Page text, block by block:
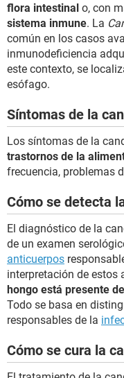
flora intestinal o, con
sistema inmune. La
común en los casos
inmunodeficiencia
este contexto, se
esófago.
Síntomas de la
Los síntomas de la
trastornos de la
frecuencia, problemas
Cómo se detecta
El diagnóstico de la
de un examen
anticuerpos
interpretación de estos
hongo está presente
Todo se basa en
responsables de la
Cómo se cura la